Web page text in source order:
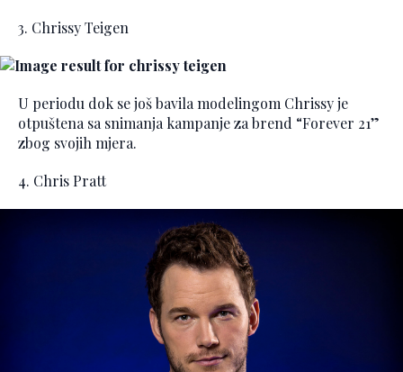
3. Chrissy Teigen
U periodu dok se još bavila modelingom Chrissy je
otpuštena sa snimanja kampanje za brend “Forever 21”
zbog svojih mjera.
4. Chris Pratt